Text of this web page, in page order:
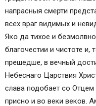
напрасныя смерти
всех враг видимых и
Яко да тихое и
благочестии и чистоте и,
прешедше, в вечный
Небеснаго Царствия
слава подобает со
присно и во веки веков.